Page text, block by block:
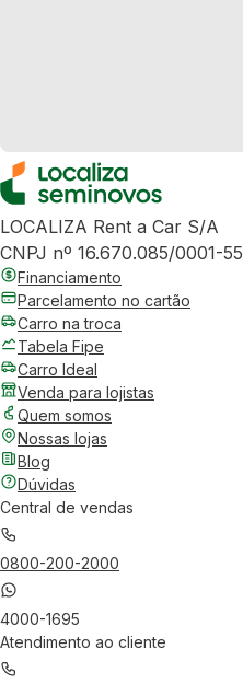
LOCALIZA Rent a Car S/A
CNPJ nº 16.670.085/0001-55
Financiamento
Parcelamento no cartão
Carro na troca
Tabela Fipe
Carro Ideal
Venda para lojistas
Quem somos
Nossas lojas
Blog
Dúvidas
Central de vendas
0800-200-2000
4000-1695
Atendimento ao cliente